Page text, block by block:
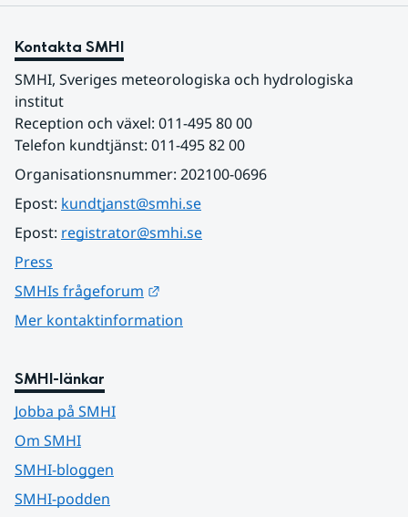
Kontakta SMHI
SMHI, Sveriges meteorologiska och hydrologiska
institut
Reception och växel: 011-495 80 00
Telefon kundtjänst: 011-495 82 00
Organisationsnummer: 202100-0696
Epost: kundtjanst@smhi.se
Epost: registrator@smhi.se
Press
SMHIs frågeforum
Mer kontaktinformation
SMHI-länkar
Jobba på SMHI
Om SMHI
SMHI-bloggen
SMHI-podden